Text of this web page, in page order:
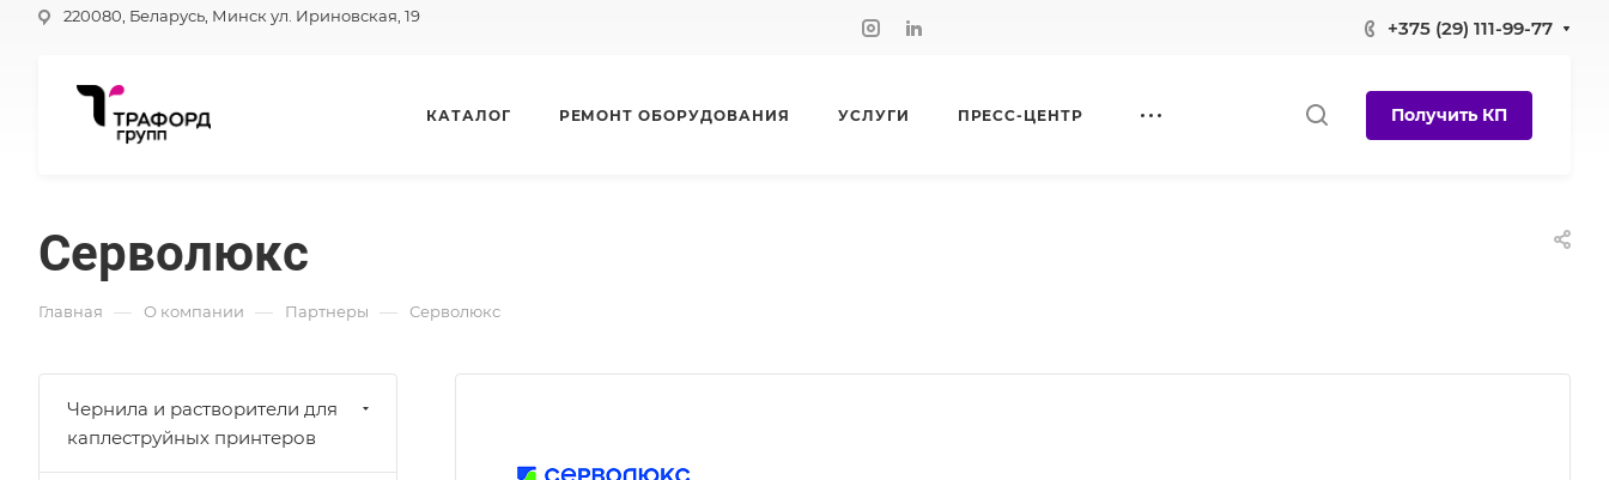
220080, Беларусь, Минск ул. Ириновская, 19
+375 (29) 111-99-77
КАТАЛОГ РЕМОНТ ОБОРУДОВАНИЯ УСЛУГИ ПРЕСС-ЦЕНТР Получить КП
Серволюкс
Главная — О компании — Партнеры — Серволюкс
Чернила и растворители для
каплеструйных принтеров